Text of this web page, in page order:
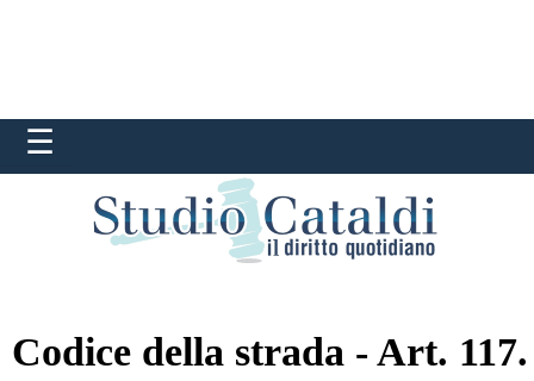
Codice della strada - Art. 117.